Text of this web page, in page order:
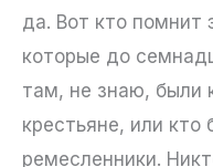
да. Вот кто помнит
которые до
там, не знаю, были
крестьяне, или кто
ремесленники.